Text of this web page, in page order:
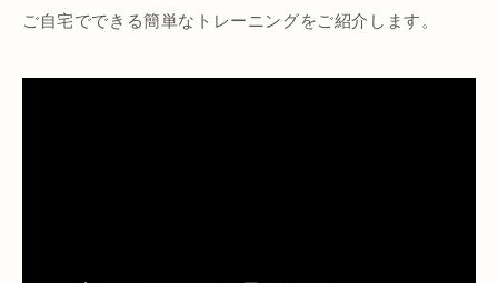
ご自宅でできる簡単なトレーニングをご紹介します。